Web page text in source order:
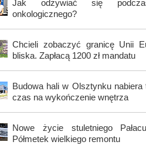
Jak odżywiać się
onkologicznego?
Chcieli zobaczyć granicę Unii
bliska. Zapłacą 1200 zł mandatu
Budowa hali w Olsztynku nabiera
czas na wykończenie wnętrza
Nowe życie stuletniego
Półmetek wielkiego remontu